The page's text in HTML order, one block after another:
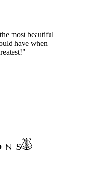
most beautiful
have when